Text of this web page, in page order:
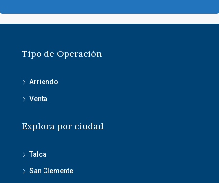
Tipo de Operación
Arriendo
Venta
Explora por ciudad
Talca
San Clemente